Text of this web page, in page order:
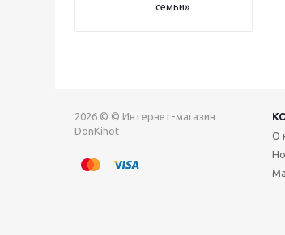
семьи»
2026 © © Интернет-магазин
DonKihot
О